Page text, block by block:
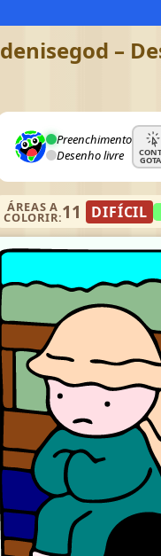
denisegod –
Preenchimento
Desenho livre
ÁREAS A
COLORIR:11 DIFÍCIL